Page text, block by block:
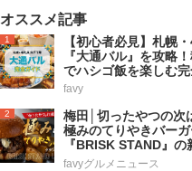
オススメ記事
1
【初心者必見】札幌
『大通バル』を攻略
でハシゴ飯を楽しむ
favy
2
梅田│切ったやつの次
極みのてりやきバー
『BRISK STAND』の
favyグルメニュース